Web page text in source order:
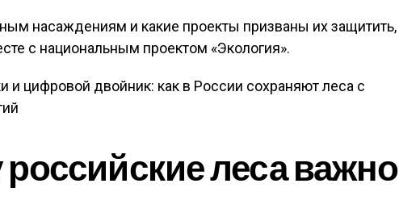
насаждениям и какие проекты призваны их защитить,
с национальным проектом «Экология».
леса важно